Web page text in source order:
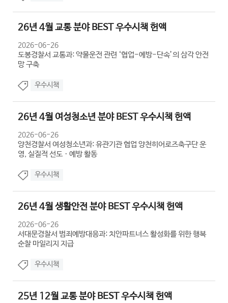
26년 4월 교통 분야 BEST 우수시책 헌액
2026-06-26
도봉경찰서 교통과: 약물운전 관련 ‘협업-예방-단속’의 삼각 안전
망 구축
우수시책
26년 4월 여성청소년 분야 BEST 우수시책 헌액
2026-06-26
양천경찰서 여성청소년과: 유관기관 협업 양천히어로즈축구단 운
영, 실질적 선도ㆍ예방 활동
우수시책
26년 4월 생활안전 분야 BEST 우수시책 헌액
2026-06-26
서대문경찰서 범죄예방대응과: 치안파트너스 활성화를 위한 행복
순찰 마일리지 지급
우수시책
25년 12월 교통 분야 BEST 우수시책 헌액